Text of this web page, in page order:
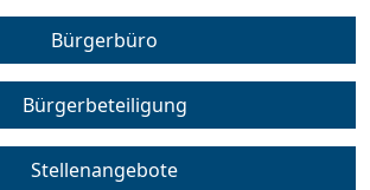
Bürgerbüro
Bürgerbeteiligung
Stellenangebote